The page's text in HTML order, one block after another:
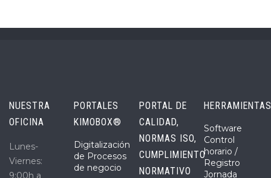
NUESTRA
OFICINA
Lunes-
Viernes:
9:00h a
PORTALES
KIMOBOX®
Digitalización
de Procesos
de negocio
PORTAL DE
CALIDAD,
NORMAS ISO,
CUMPLIMIENTO
NORMATIVO
Software
Control
horario /
Registro
Jornada